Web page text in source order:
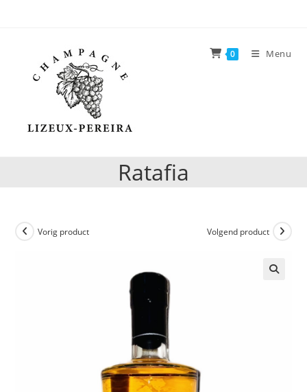
0 Menu
Ratafia
Vorig product Volgend product